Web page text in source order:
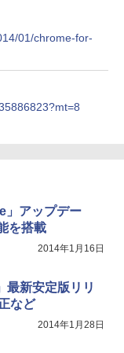
01/chrome-for-
」アップデー
を搭載
2014年1月16日
最新安定版リリ
など
2014年1月28日